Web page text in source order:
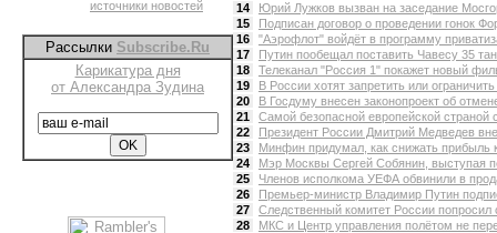
источники новостей
Рассылки Subscribe.Ru
Карикатура дня
от Александра Зудина
14
Юрий Лужков вызван на заседание
15
Подписан договор о проведении гонок
16
"Аэрофлот" войдёт в программу
17
Путин пообещал поставить Чавесу 35
18
Телеканал "Россия 1" покажет новый
19
В России хотят запретить или
20
В Госдуму внесен законопроект об
21
Самой безопасной европейской страной
22
Президент России Дмитрий Медведев
23
Минфин придумал, как снижать прибыль
24
Мэр Москвы Сергей Собянин, выступая
25
Членов исполкома УЕФА обвинили в
26
Премьер-министр Владимир Путин
27
Следственный комитет России попросил
28
МКС и Центр управления полётом не